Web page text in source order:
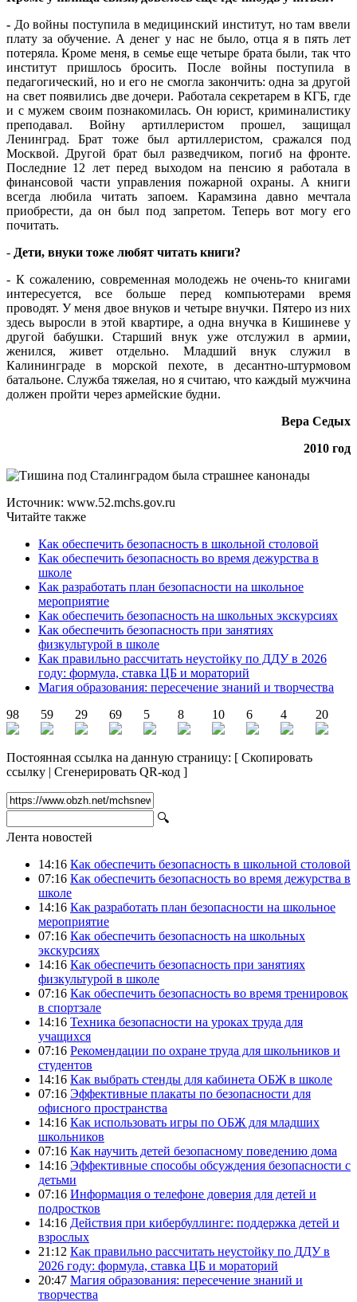
- До войны поступила в медицинский институт, но там ввели
плату за обучение. А денег у нас не было, отца я в пять лет
потеряла. Кроме меня, в семье еще четыре брата были, так что
институт пришлось бросить. После войны поступила в
педагогический, но и его не смогла закончить: одна за другой
на свет появились две дочери. Работала секретарем в КГБ, где
и с мужем своим познакомилась. Он юрист, криминалистику
преподавал. Войну артиллеристом прошел, защищал
Ленинград. Брат тоже был артиллеристом, сражался под
Москвой. Другой брат был разведчиком, погиб на фронте.
Последние 12 лет перед выходом на пенсию я работала в
финансовой части управления пожарной охраны. А книги
всегда любила читать запоем. Карамзина давно мечтала
приобрести, да он был под запретом. Теперь вот могу его
почитать.
- Дети, внуки тоже любят читать книги?
- К сожалению, современная молодежь не очень-то книгами
интересуется, все больше перед компьютерами время
проводят. У меня двое внуков и четыре внучки. Пятеро из них
здесь выросли в этой квартире, а одна внучка в Кишиневе у
другой бабушки. Старший внук уже отслужил в армии,
женился, живет отдельно. Младший внук служил в
Калининграде в морской пехоте, в десантно-штурмовом
батальоне. Служба тяжелая, но я считаю, что каждый мужчина
должен пройти через армейские будни.
Вера Седых
2010 год
Источник: www.52.mchs.gov.ru
Читайте также
Как обеспечить безопасность в школьной столовой
Как обеспечить безопасность во время дежурства в
школе
Как разработать план безопасности на школьное
мероприятие
Как обеспечить безопасность на школьных экскурсиях
Как обеспечить безопасность при занятиях
физкультурой в школе
Как правильно рассчитать неустойку по ДДУ в 2026
году: формула, ставка ЦБ и мораторий
Магия образования: пересечение знаний и творчества
98
59 29 69 5 8 10 6 4 20
Постоянная ссылка на данную страницу: [ Скопировать
ссылку | Сгенерировать QR-код ]
🔍
Лента новостей
14:16 Как обеспечить безопасность в школьной столовой
07:16 Как обеспечить безопасность во время дежурства в
школе
14:16 Как разработать план безопасности на школьное
мероприятие
07:16 Как обеспечить безопасность на школьных
экскурсиях
14:16 Как обеспечить безопасность при занятиях
физкультурой в школе
07:16 Как обеспечить безопасность во время тренировок
в спортзале
14:16 Техника безопасности на уроках труда для
учащихся
07:16 Рекомендации по охране труда для школьников и
студентов
14:16 Как выбрать стенды для кабинета ОБЖ в школе
07:16 Эффективные плакаты по безопасности для
офисного пространства
14:16 Как использовать игры по ОБЖ для младших
школьников
07:16 Как научить детей безопасному поведению дома
14:16 Эффективные способы обсуждения безопасности с
детьми
07:16 Информация о телефоне доверия для детей и
подростков
14:16 Действия при кибербуллинге: поддержка детей и
взрослых
21:12 Как правильно рассчитать неустойку по ДДУ в
2026 году: формула, ставка ЦБ и мораторий
20:47 Магия образования: пересечение знаний и
творчества